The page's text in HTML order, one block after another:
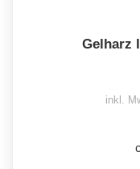
Gelharz
inkl.